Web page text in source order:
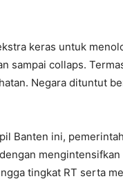
keras untuk
sampai collaps.
Negara dituntut
Banten ini,
tingkat RT serta